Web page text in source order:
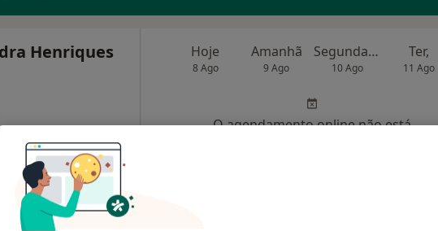
Henriques
Largo da Cruz de Celas nº4, Edifício Cruzeiro, 1º andar, salas 5 e 6, Coimbra • Mapa
60 €
Hoje
8 Ago
Amanhã
9 Ago
Segunda-feira
10 Ago
Ter,
11 Ago
O agendamento online não está